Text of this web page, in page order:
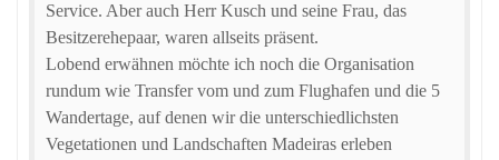
Service. Aber auch Herr Kusch und seine Frau, das
Besitzerehepaar, waren allseits präsent.
Lobend erwähnen möchte ich noch die Organisation
rundum wie Transfer vom und zum Flughafen und die 5
Wandertage, auf denen wir die unterschiedlichsten
Vegetationen und Landschaften Madeiras erleben